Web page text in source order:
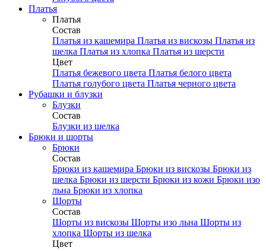
Платья
Платья
Состав
Платья из кашемира Платья из вискозы Платья из
шелка Платья из хлопка Платья из шерсти
Цвет
Платья бежевого цвета Платья белого цвета
Платья голубого цвета Платья черного цвета
Рубашки и блузки
Блузки
Состав
Блузки из шелка
Брюки и шорты
Брюки
Состав
Брюки из кашемира Брюки из вискозы Брюки из
шелка Брюки из шерсти Брюки из кожи Брюки изо
льна Брюки из хлопка
Шорты
Состав
Шорты из вискозы Шорты изо льна Шорты из
хлопка Шорты из шелка
Цвет